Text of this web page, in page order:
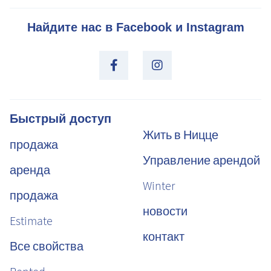
Найдите нас в Facebook и Instagram
Быстрый доступ
продажа
аренда
продажа
Estimate
Все свойства
Жить в Ницце
Управление арендой
Winter
новости
контакт